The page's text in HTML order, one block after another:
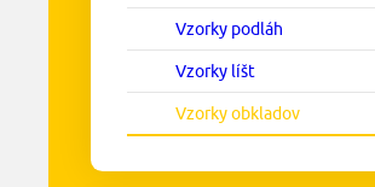
Vzorky podláh
Vzorky líšt
Vzorky obkladov